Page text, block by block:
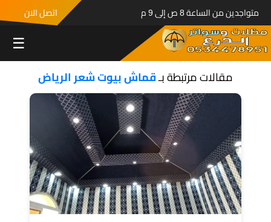
متواجدين من الساعة 8 ص إلى 9 م اتصل الان
☰
مقالات مرتبطة بـقماش بيوت شعر الرياض